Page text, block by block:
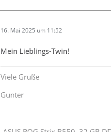
16. Mai 2025 um 11:52
Mein Lieblings-Twin!
Viele Grüße
Gunter